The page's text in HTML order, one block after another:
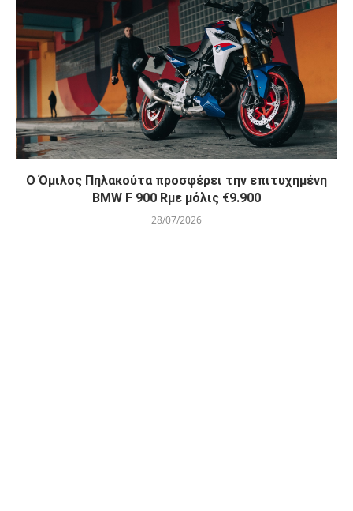
O Όμιλος Πηλακούτα προσφέρει την επιτυχημένη
BMW F 900 Rμε μόλις €9.900
28/07/2026